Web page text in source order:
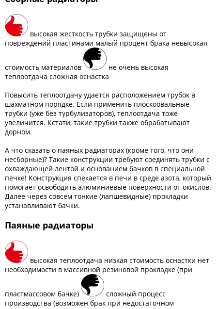
высокая жесткость трубки защищены от
повреждений пластинами малый процент брака невысокая
стоимость материалов
не очень высокая
теплоотдача сложная оснастка
Повысить теплоотдачу удается расположением трубок в
шахматном порядке. Если применить плоскоовальные
трубки (уже без турбулизаторов), теплоотдача тоже
увеличится. Кстати, такие трубки также обрабатывают
дорном.
А что сказать о паяных радиаторах (кроме того, что они
несборные)? Такие конструкции требуют соединять трубки с
охлаждающей лентой и основанием бачков в специальной
печке! Конструкция спекается в печи в среде азота, который
помогает освободить алюминиевые поверхности от окислов.
Далее через совсем тонкие (лапшевидные) прокладки
устанавливают бачки.
Паяные радиаторы
высокая теплоотдача низкая стоимость оснастки нет
необходимости в массивной резиновой прокладке (при
пластмассовом бачке)
сложный процесс
производства (возможен брак при недостаточном